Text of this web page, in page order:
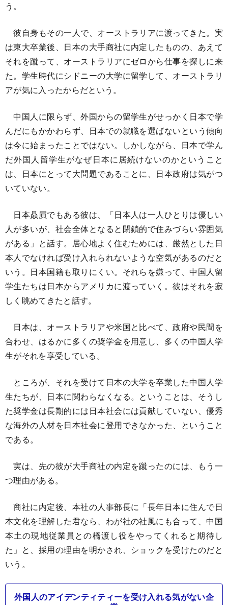
う。
彼自身もその一人で、オーストラリアに渡ってきた。実
は東大卒業後、日本の大手商社に内定したものの、あえて
それを蹴って、オーストラリアにゼロから仕事を探しに来
た。学生時代にシドニーの大学に留学して、オーストラリ
アが気に入ったからだという。
中国人に限らず、外国からの留学生がせっかく日本で学
んだにもかかわらず、日本での就職を選ばないという傾向
は今に始まったことではない。しかしながら、日本で学ん
だ外国人留学生がなぜ日本に居続けないのかということ
は、日本にとって大問題であることに、日本政府は気がつ
いていない。
日本贔屓でもある彼は、「日本人は一人ひとりは優しい
人が多いが、社会全体となると閉鎖的で住みづらい雰囲気
がある」と話す。居心地よく住むためには、厳然とした日
本人でなければ受け入れられないような空気があるのだと
いう。日本国籍も取りにくい。それらを嫌って、中国人留
学生たちは日本からアメリカに渡っていく。彼はそれを寂
しく眺めてきたと話す。
日本は、オーストラリアや米国と比べて、政府や民間を
合わせ、はるかに多くの奨学金を用意し、多くの中国人学
生がそれを享受している。
ところが、それを受けて日本の大学を卒業した中国人学
生たちが、日本に関わらなくなる。ということは、そうし
た奨学金は長期的には日本社会には貢献していない、優秀
な海外の人材を日本社会に登用できなかった、ということ
である。
実は、先の彼が大手商社の内定を蹴ったのには、もう一
つ理由がある。
商社に内定後、本社の人事部長に「長年日本に住んで日
本文化を理解した君なら、わが社の社風にも合って、中国
本土の現地従業員との橋渡し役をやってくれると期待し
た」と、採用の理由を明かされ、ショックを受けたのだと
いう。
外国人のアイデンティティーを受け入れる気がない企